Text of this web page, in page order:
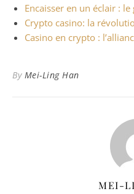
Encaisser en un éclair :
Crypto casino: la
Casino en crypto :
By Mei-Ling Han
MEI-